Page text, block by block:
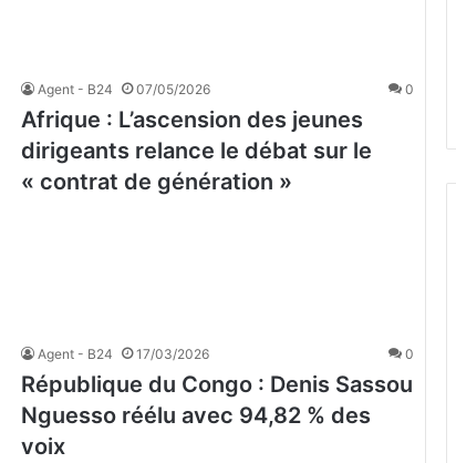
Agent - B24 07/05/2026 0
Afrique : L’ascension des jeunes
dirigeants relance le débat sur le
« contrat de génération »
Agent - B24 17/03/2026 0
République du Congo : Denis Sassou
Nguesso réélu avec 94,82 % des
voix